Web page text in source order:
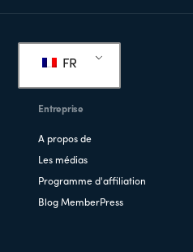
de
page
FR
Entreprise
A propos de
Les médias
Programme d'affiliation
Blog MemberPress